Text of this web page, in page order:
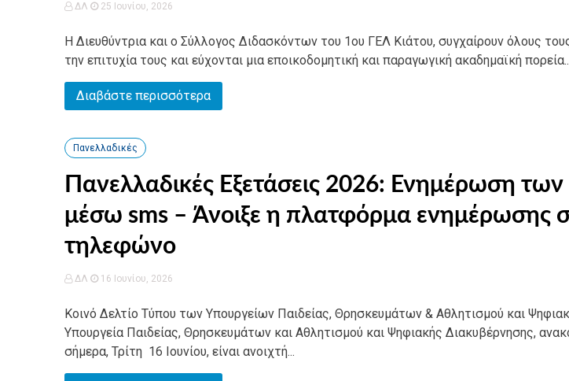
ΔΛ 25 Ιουνίου, 2026
Η Διευθύντρια και ο Σύλλογος Διδασκόντων του 1ου ΓΕΛ Κιάτου, συγχαίρουν όλους
την επιτυχία τους και εύχονται μια εποικοδομητική και παραγωγική ακαδημαϊκή
Διαβάστε περισσότερα
Πανελλαδικές
Πανελλαδικές Εξετάσεις 2026: Ενημέρωση
μέσω sms – Άνοιξε η πλατφόρμα ενημέρωσης
τηλεφώνο
ΔΛ 16 Ιουνίου, 2026
Κοινό Δελτίο Τύπου των Υπουργείων Παιδείας, Θρησκευμάτων & Αθλητισμού και
Υπουργεία Παιδείας, Θρησκευμάτων και Αθλητισμού και Ψηφιακής Διακυβέρνησης,
σήμερα, Τρίτη 16 Ιουνίου, είναι ανοιχτή...